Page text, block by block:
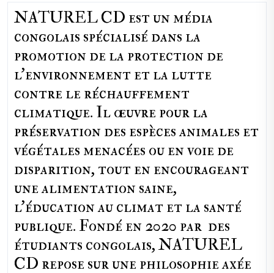
NATUREL CD est un média
congolais spécialisé dans la
promotion de la protection de
l’environnement et la lutte
contre le réchauffement
climatique. Il œuvre pour la
préservation des espèces animales et
végétales menacées ou en voie de
disparition, tout en encourageant
une alimentation saine,
l'éducation au climat et la santé
publique. Fondé en 2020 par des
étudiants congolais, NATUREL
CD repose sur une philosophie axée